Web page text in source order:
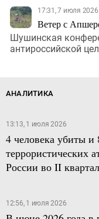
17:31, 7 июля 2026
Ветер с
Шушинская
антироссийской
АНАЛИТИКА
13:13, 1 июля 2026
4 человека убиты
террористических
России во II
12:56, 1 июля 2026